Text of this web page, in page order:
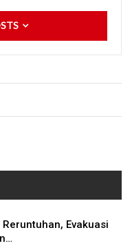
Evakuasi